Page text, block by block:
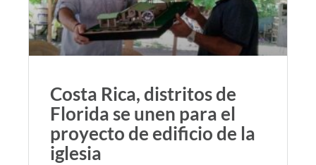
Costa Rica, distritos de
Florida se unen para el
proyecto de edificio de la
iglesia